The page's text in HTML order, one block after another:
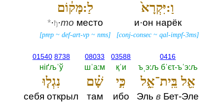
וַ:יִּקְרָא֙
и·он нарёк
[conj-consec ~qal-impf-3ms]
לַ:מָּק֔וֹם
*·ђ·то место
[prep ~def-art-vp ~nms]
0416
ъˌэ:љ бˈєτ-ъˈэ:љ
אֵ֖ל בֵּֽית־אֵ֑ל
Эльв Бет-Эле
03588
қˈи
כִּ֣י
ибо
08033
шˈа:м
שָׁ֗ם
там
01540 8738
нiґљˈў
נִגְל֤וּ
себя открыл